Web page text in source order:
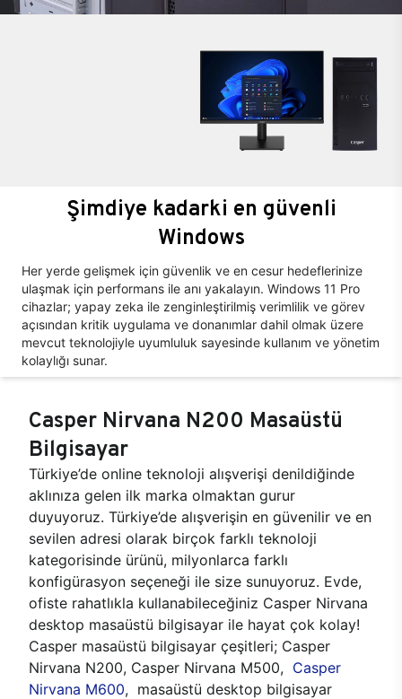
Şimdiye kadarki en güvenli
Windows
Her yerde gelişmek için güvenlik ve en cesur hedeflerinize
ulaşmak için performans ile anı yakalayın. Windows 11 Pro
cihazlar; yapay zeka ile zenginleştirilmiş verimlilik ve görev
açısından kritik uygulama ve donanımlar dahil olmak üzere
mevcut teknolojiyle uyumluluk sayesinde kullanım ve yönetim
kolaylığı sunar.
Casper Nirvana N200 Masaüstü
Bilgisayar
Türkiye’de online teknoloji alışverişi denildiğinde
aklınıza gelen ilk marka olmaktan gurur
duyuyoruz. Türkiye’de alışverişin en güvenilir ve en
sevilen adresi olarak birçok farklı teknoloji
kategorisinde ürünü, milyonlarca farklı
konfigürasyon seçeneği ile size sunuyoruz. Evde,
ofiste rahatlıkla kullanabileceğiniz Casper Nirvana
desktop masaüstü bilgisayar ile hayat çok kolay!
Casper masaüstü bilgisayar çeşitleri; Casper
Nirvana N200, Casper Nirvana M500, Casper
Nirvana M600, masaüstü desktop bilgisayar